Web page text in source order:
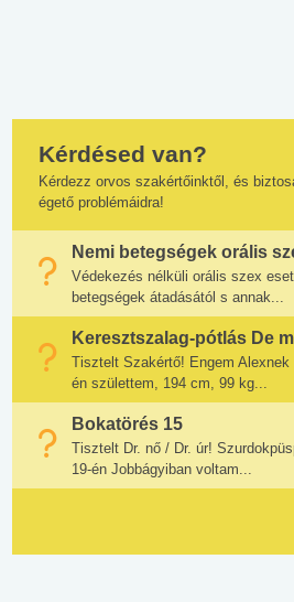
Kérdésed van?
Kérdezz orvos szakértőinktől, és
égető problémáidra!
Nemi betegségek orális
Védekezés nélküli orális szex
betegségek átadásától s annak...
Keresztszalag-pótlás De
Tisztelt Szakértő! Engem
én születtem, 194 cm, 99 kg...
Bokatörés 15
Tisztelt Dr. nő / Dr. úr!
19-én Jobbágyiban voltam...